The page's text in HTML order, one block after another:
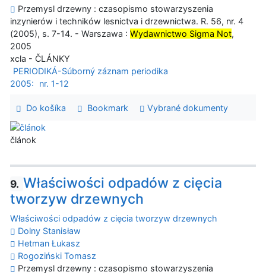
Przemysl drzewny : czasopismo stowarzyszenia
inzynierów i techników lesnictva i drzewnictwa. R. 56, nr. 4
(2005), s. 7-14. - Warszawa : Wydawnictwo Sigma Not,
2005
xcla - ČLÁNKY
PERIODIKÁ-Súborný záznam periodika
2005:
nr. 1-12
Do košíka Bookmark Vybrané dokumenty
článok
9. Właściwości odpadów z cięcia
tworzyw drzewnych
Właściwości odpadów z cięcia tworzyw drzewnych
Dolny Stanisław
Hetman Łukasz
Rogoziński Tomasz
Przemysl drzewny : czasopismo stowarzyszenia